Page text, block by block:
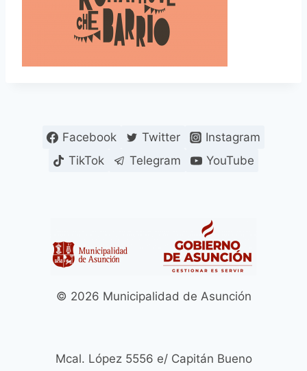
Facebook Twitter
Instagram
TikTok
Telegram YouTube
© 2026 Municipalidad de Asunción
Mcal. López 5556 e/ Capitán Bueno